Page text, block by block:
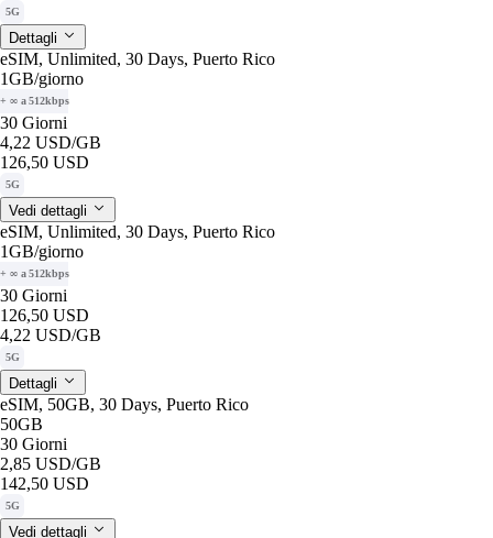
5G
Dettagli
eSIM, Unlimited, 30 Days, Puerto Rico
1GB/giorno
+ ∞ a 512kbps
30 Giorni
4,22 USD/GB
126,50 USD
5G
Vedi dettagli
eSIM, Unlimited, 30 Days, Puerto Rico
1GB/giorno
+ ∞ a 512kbps
30 Giorni
126,50 USD
4,22 USD/GB
5G
Dettagli
eSIM, 50GB, 30 Days, Puerto Rico
50GB
30 Giorni
2,85 USD/GB
142,50 USD
5G
Vedi dettagli